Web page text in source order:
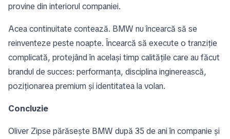
provine din interiorul companiei.
Acea continuitate contează. BMW nu încearcă să se
reinventeze peste noapte. Încearcă să execute o tranziție
complicată, protejând în același timp calitățile care au făcut
brandul de succes: performanța, disciplina inginerească,
poziționarea premium și identitatea la volan.
Concluzie
Oliver Zipse părăsește BMW după 35 de ani în companie și